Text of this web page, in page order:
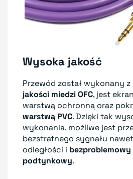
Wysoka jakość
Przewód został wykonany z
jakości miedzi OFC, jest
warstwą ochronną oraz
warstwą PVC. Dzięki tak
wykonania, możliwe jest
bezstratnego sygnału
odległości i
podtynkowy.